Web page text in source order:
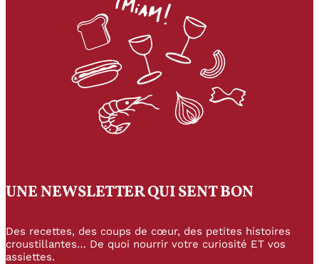
UNE NEWSLETTER QUI SENT BON
Des recettes, des coups de cœur, des petites histoires
croustillantes… De quoi nourrir votre curiosité ET vos
assiettes.